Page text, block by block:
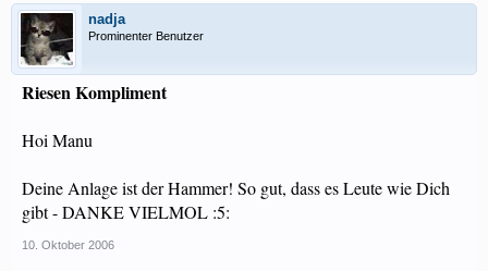
nadja
Prominenter Benutzer
Riesen Kompliment
Hoi Manu
Deine Anlage ist der Hammer! So gut, dass es Leute wie Dich
gibt - DANKE VIELMOL :5:
10. Oktober 2006